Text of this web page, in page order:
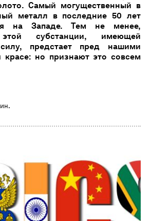
Самый могущественный в
металл в последние 50 лет
на Западе. Тем не менее,
субстанции, имеющей
предстает пред нашими
красе: но признают это совсем